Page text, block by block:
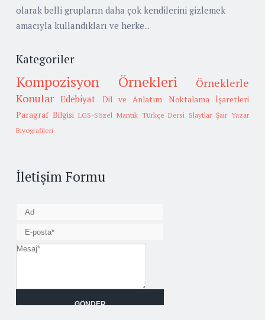
olarak belli grupların daha çok kendilerini gizlemek
amacıyla kullandıkları ve herke...
Kategoriler
Kompozisyon Örnekleri
Örneklerle
Konular Edebiyat Dil ve Anlatım
Noktalama İşaretleri
Paragraf Bilgisi LGS-Sözel Mantık Türkçe Dersi Slaytlar Şair Yazar
Biyografileri
İletişim Formu